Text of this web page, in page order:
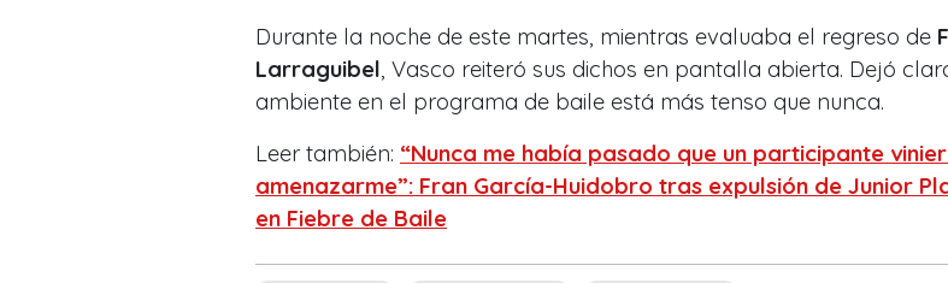
Durante la noche de este martes, mientras evaluaba el regreso de
Larraguibel , Vasco reiteró sus dichos en pantalla abierta. Dejó
ambiente en el programa de baile está más tenso que nunca.
Leer también: “Nunca me había pasado que un participante
amenazarme”: Fran García-Huidobro tras expulsión de Junior
en Fiebre de Baile